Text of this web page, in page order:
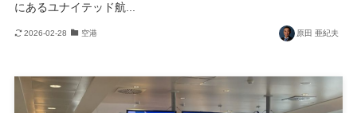
にあるユナイテッド航...
2026-02-28 空港 原田 亜紀夫